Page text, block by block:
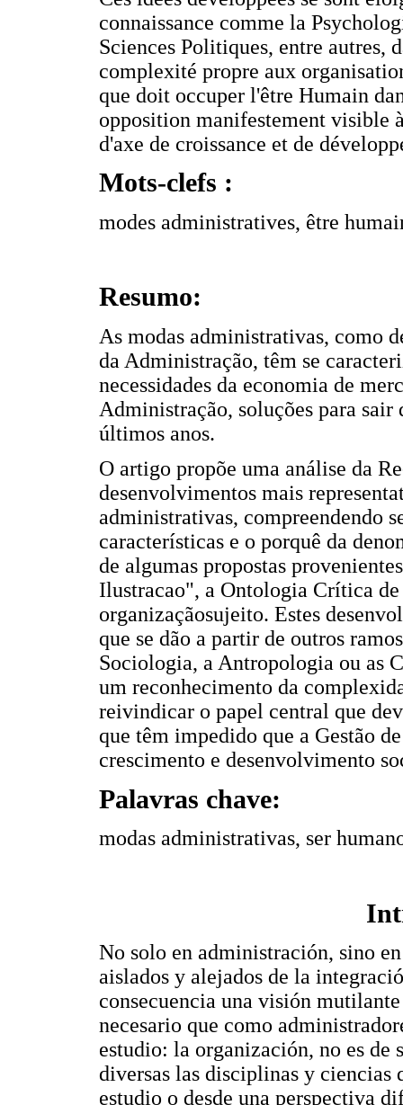
connaissance comme la
Sciences Politiques, entre autres,
complexité propre aux
que doit occuper l'être Humain
opposition manifestement visible
d'axe de croissance et de
Mots-clefs :
modes administratives, être
Resumo:
As modas administrativas, como
da Administração, têm se
necessidades da economia de
Administração, soluções para sair
últimos anos.
O artigo propõe uma análise da
desenvolvimentos mais
administrativas, compreendendo
características e o porquê da
de algumas propostas
Ilustracao", a Ontologia Crítica
organizaçãosujeito. Estes
que se dão a partir de outros
Sociologia, a Antropologia ou as
um reconhecimento da
reivindicar o papel central que
que têm impedido que a Gestão
crescimento e desenvolvimento
Palavras chave:
modas administrativas, ser
No solo en administración, sino
aislados y alejados de la
consecuencia una visión
necesario que como
estudio: la organización, no es de
diversas las disciplinas y ciencias
estudio o desde una perspectiva